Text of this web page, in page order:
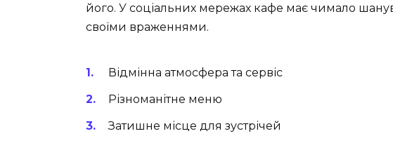
його. У соціальних мережах кафе має чимало
своїми враженнями.
Відмінна атмосфера та сервіс
Різноманітне меню
Затишне місце для зустрічей